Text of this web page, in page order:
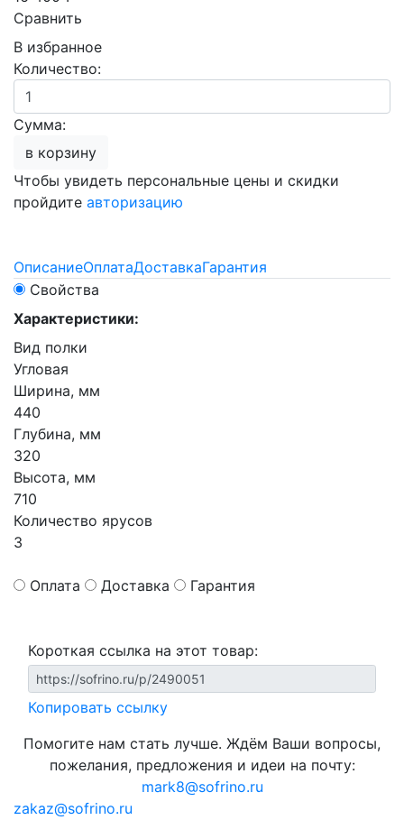
Сравнить
В избранное
Количество:
Сумма:
в корзину
Чтобы увидеть персональные цены и скидки
пройдите авторизацию
ОписаниеОплатаДоставкаГарантия
Свойства
Характеристики:
Вид полки
Угловая
Ширина, мм
440
Глубина, мм
320
Высота, мм
710
Количество ярусов
3
Оплата Доставка Гарантия
Короткая ссылка на этот товар:
Копировать ссылку
Помогите нам стать лучше. Ждём Ваши вопросы,
пожелания, предложения и идеи на почту:
mark8@sofrino.ru
zakaz@sofrino.ru